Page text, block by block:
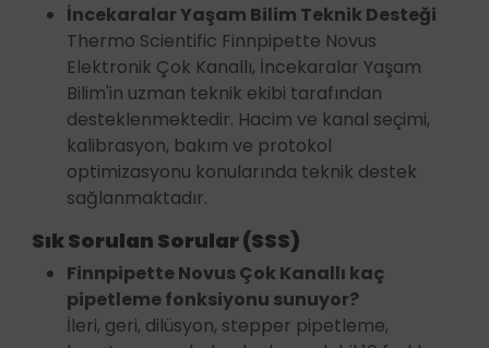
İncekaralar Yaşam Bilim Teknik Desteği
Thermo Scientific Finnpipette Novus
Elektronik Çok Kanallı, İncekaralar Yaşam
Bilim'in uzman teknik ekibi tarafından
desteklenmektedir. Hacim ve kanal seçimi,
kalibrasyon, bakım ve protokol
optimizasyonu konularında teknik destek
sağlanmaktadır.
Sık Sorulan Sorular (SSS)
Finnpipette Novus Çok Kanallı kaç
pipetleme fonksiyonu sunuyor?
İleri, geri, dilüsyon, stepper pipetleme,